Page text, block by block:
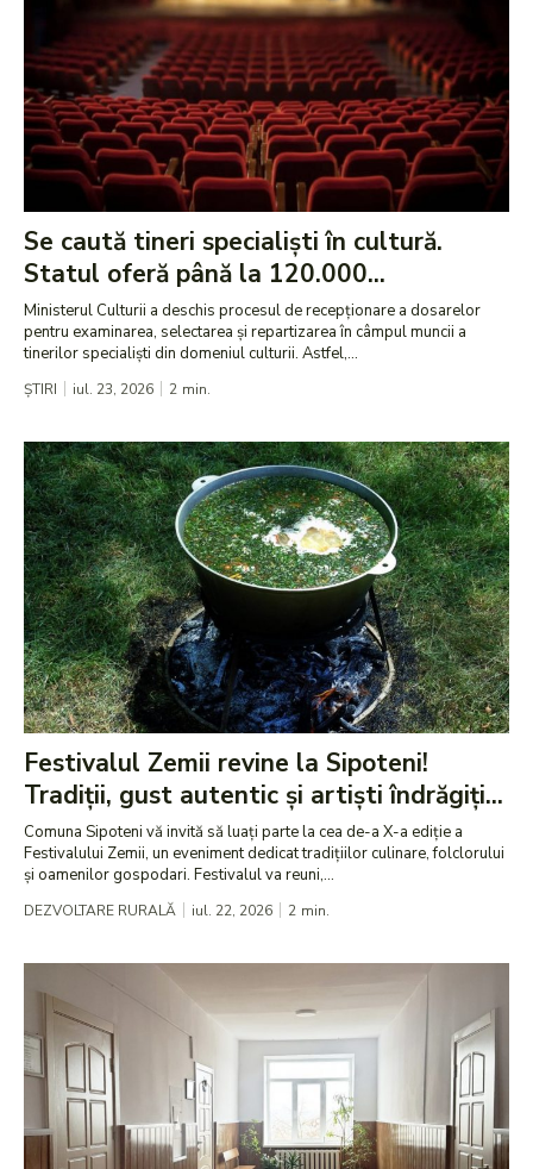
Se caută tineri specialiști în cultură.
Statul oferă până la 120.000...
Ministerul Culturii a deschis procesul de recepționare a dosarelor
pentru examinarea, selectarea și repartizarea în câmpul muncii a
tinerilor specialiști din domeniul culturii. Astfel,...
ȘTIRI iul. 23, 2026 2 min.
Festivalul Zemii revine la Sipoteni!
Tradiții, gust autentic și artiști îndrăgiți...
Comuna Sipoteni vă invită să luați parte la cea de-a X-a ediție a
Festivalului Zemii, un eveniment dedicat tradițiilor culinare, folclorului
și oamenilor gospodari. Festivalul va reuni,...
DEZVOLTARE RURALĂ iul. 22, 2026 2 min.